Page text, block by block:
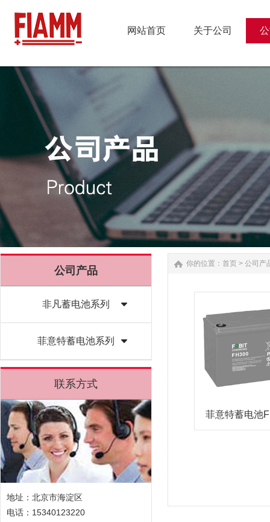
网站首页 关于公司
公司产品
非凡蓄电池系列
菲意特蓄电池系列
联系方式
地址：北京市海淀区
电话：15340123220
你的位置： 首页 > 公司产
菲意特蓄电池